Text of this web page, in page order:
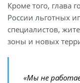
Кроме того, глава
России льготных
специалистов,
зоны и новых
«Мы не